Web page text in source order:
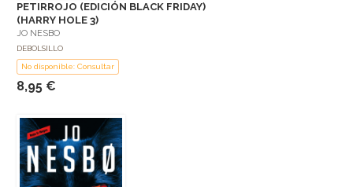
PETIRROJO (EDICIÓN BLACK FRIDAY)
(HARRY HOLE 3)
JO NESBO
DEBOLSILLO
No disponible: Consultar
8,95 €